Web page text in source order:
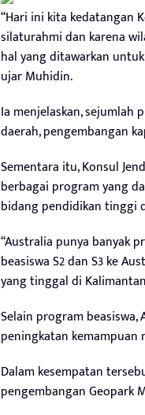
“Hari ini kita kedatangan
silaturahmi dan karena
hal yang ditawarkan
ujar Muhidin.
Ia menjelaskan,
daerah, pengembangan
Sementara itu, Konsul
berbagai program yang
bidang pendidikan tinggi
“Australia punya banyak
beasiswa S2 dan S3 ke
yang tinggal di
Selain program
peningkatan
Dalam kesempatan
pengembangan Geopark